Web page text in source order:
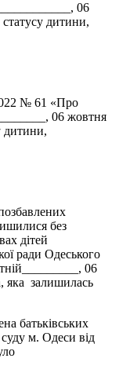
06
дитини,
№ 61 «Про
06 жовтня
дитини,
без
дітей
ради Одеського
06
яка залишилась
батьківських
м. Одеси від